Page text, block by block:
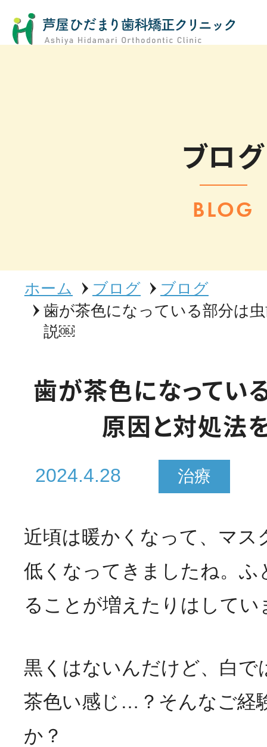
ブログ
BLOG
ホーム ブログ
ブログ
歯が茶色になっている部分は
説￼
歯が茶色になってい
原因と対処法
2024.4.28 治療
近頃は暖かくなって、マス
低くなってきましたね。ふ
ることが増えたりはしてい
黒くはないんだけど、白で
茶色い感じ…？そんなご経
か？